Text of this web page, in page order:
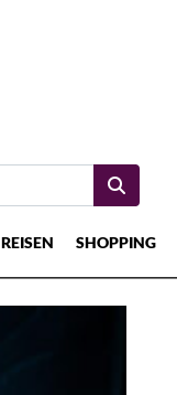
REISEN SHOPPING